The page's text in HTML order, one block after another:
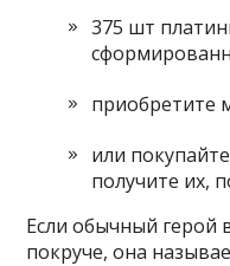
375 шт
приобретите
или
получите их,
Если обычный герой
покруче, она